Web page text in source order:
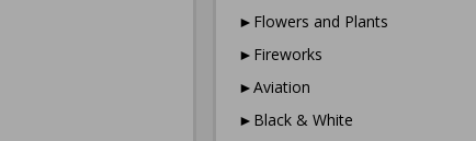
►Flowers and Plants
►Fireworks
►Aviation
►Black & White